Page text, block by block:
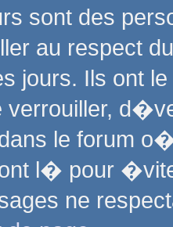
sont des
au respect
jours. Ils ont
verrouiller,
le forum
l� pour
ne